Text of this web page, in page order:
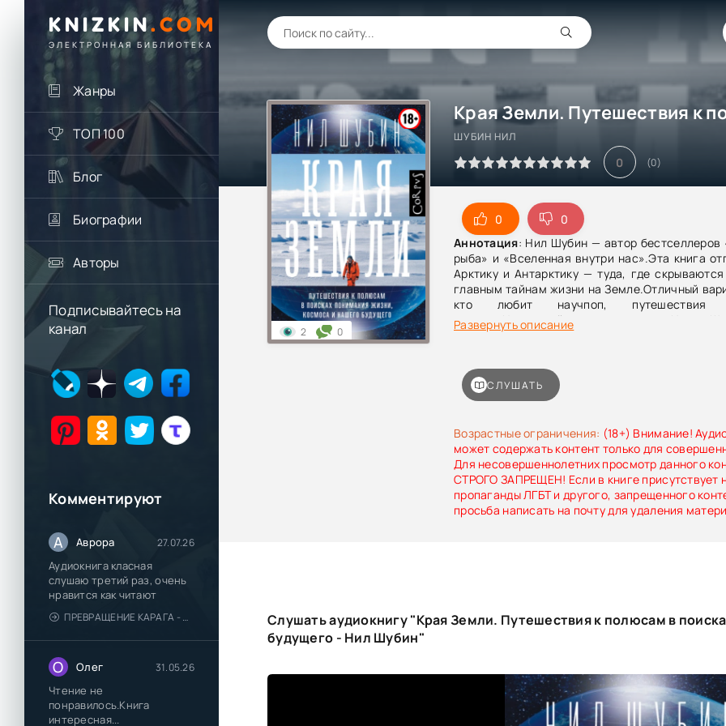
KNIZKIN. COM
ЭЛЕКТРОННАЯ БИБЛИОТЕКА
Жанры
ТОП 100
Блог
Биографии
Авторы
Подписывайтесь на
канал
Комментируют
А Аврора 27.07.26
Аудиокнига класная
слушаю третий раз, очень
нравится как читают
ПРЕВРАЩЕНИЕ КАРАГА - КАТЯ БРАНДИС
О Олег 31.05.26
Чтение не
понравилось.Книга
интересная...
ШУБИН НИЛ
0 (0)
0
0
Аннотация: Нил Шубин — автор бестселлеров
рыба» и «Вселенная внутри нас».Эта книга
Арктику и Антарктику — туда, где
главным тайнам жизни на Земле.Отличный
кто любит научпоп,
природу.Известный палеонтолог Нил
впечатляющие находки во время экспедиций
от любых следов цивилизации — через
приходилось проходить, чтобы продвинуть
того, как устроен мир.«Края Земли» — книга
окажемся на «танцплощадке динозавров»,
в тропиках нынешней Гренландии, будем
законсервированные во льдах, узнаем о
вырабатывают собственный «антифриз», и
жизнь, скрытую в глубинах древних
вспомним смельчаков-первопроходцев,
суровые края, рискуя всем и порой
Развернуть описание
Возрастные ограничения: (18+) Внимание!
может содержать контент только для
Для несовершеннолетних просмотр данного
СТРОГО ЗАПРЕЩЕН! Если в книге присутствует
пропаганды ЛГБТ и другого, запрещенного
просьба написать на почту для удаления
2 0
СЛУШАТЬ
Слушать аудиокнигу "Края Земли. Путешествия к полюсам в
будущего - Нил Шубин"